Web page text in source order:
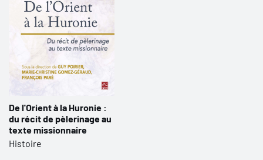
De l'Orient à la Huronie :
du récit de pèlerinage au
texte missionnaire
Histoire